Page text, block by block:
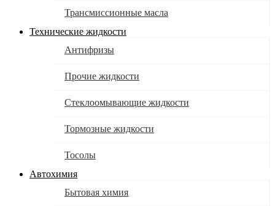
Трансмиссионные масла
Технические жидкости
Антифризы
Прочие жидкости
Стеклоомывающие жидкости
Тормозные жидкости
Тосолы
Автохимия
Бытовая химия